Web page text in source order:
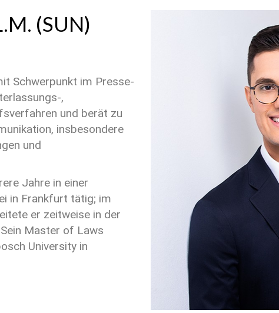
(SUN)
Schwerpunkt im Presse-
,
und berät zu
insbesondere
und
Jahre in einer
in Frankfurt tätig; im
er zeitweise in der
Master of Laws
University in